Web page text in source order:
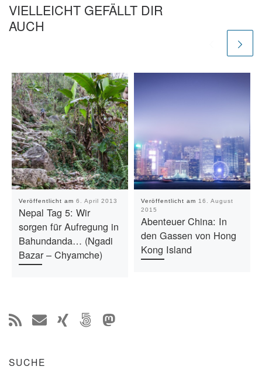
VIELLEICHT GEFÄLLT DIR
AUCH
Veröffentlicht am 6. April 2013
Nepal Tag 5: Wir
sorgen für Aufregung in
Bahundanda… (Ngadi
Bazar – Chyamche)
Veröffentlicht am 16. August
2015
Abenteuer China: In
den Gassen von Hong
Kong Island
SUCHE